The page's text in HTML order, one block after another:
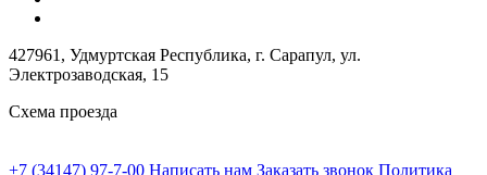
427961, Удмуртская Республика, г. Сарапул, ул.
Электрозаводская, 15
Схема проезда
+7 (34147) 97-7-00 Написать нам Заказать звонок Политика